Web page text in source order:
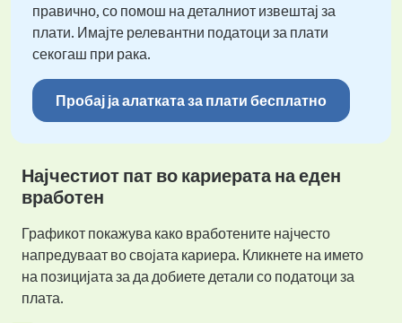
правично, со помош на деталниот извештај за
плати. Имајте релевантни податоци за плати
секогаш при рака.
Пробај ја алатката за плати бесплатно
Најчестиот пат во кариерата на еден
вработен
Графикот покажува како вработените најчесто
напредуваат во својата кариера. Кликнете на името
на позицијата за да добиете детали со податоци за
плата.